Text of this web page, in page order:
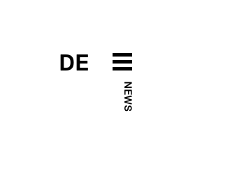
DE
NEWS